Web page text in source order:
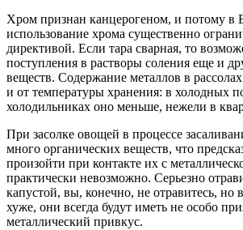
Хром признан канцерогеном, и потому в
использование хрома существенно
директивой. Если тара сварная, то
поступления в растворы соления еще и
веществ. Содержание металлов в
и от температуры хранения: в холодных
холодильниках оно меньше, нежели в
При засолке овощей в процессе
много органических веществ, что
произойти при контакте их с
практически невозможно. Серьезно
капустой, вы, конечно, не отравитесь, но
хуже, они всегда будут иметь не особо
металлический привкус.